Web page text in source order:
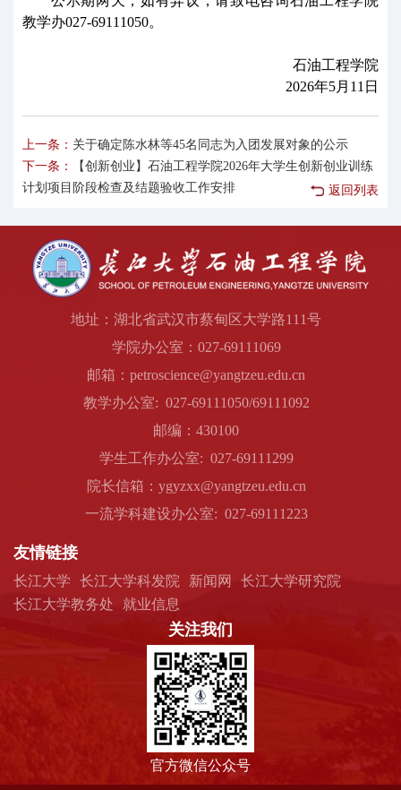
教学办027-69111050。
石油工程学院
2026年5月11日
上一条： 关于确定陈水林等45名同志为入团发展对象的公示
下一条：
【创新创业】石油工程学院2026年大学生创新创业训练
计划项目阶段检查及结题验收工作安排
返回列表
地址：湖北省武汉市蔡甸区大学路111号
学院办公室：027-69111069
邮箱：petroscience@yangtzeu.edu.cn
教学办公室: 027-69111050/69111092
邮编：430100
学生工作办公室: 027-69111299
院长信箱：ygyzxx@yangtzeu.edu.cn
一流学科建设办公室: 027-69111223
友情链接
长江大学 长江大学科发院 新闻网
长江大学研究院
长江大学教务处
就业信息
关注我们
官方微信公众号